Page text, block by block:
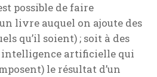
possible de faire
livre auquel on ajoute des
qu’il soient) ; soit à des
artificielle qui
le résultat d’un